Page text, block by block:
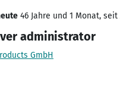
46 Jahre und 1 Monat, seit
administrator
GmbH